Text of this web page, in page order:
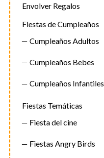
Envolver Regalos
Fiestas de Cumpleaños
Cumpleaños Adultos
Cumpleaños Bebes
Cumpleaños Infantiles
Fiestas Temáticas
Fiesta del cine
Fiestas Angry Birds